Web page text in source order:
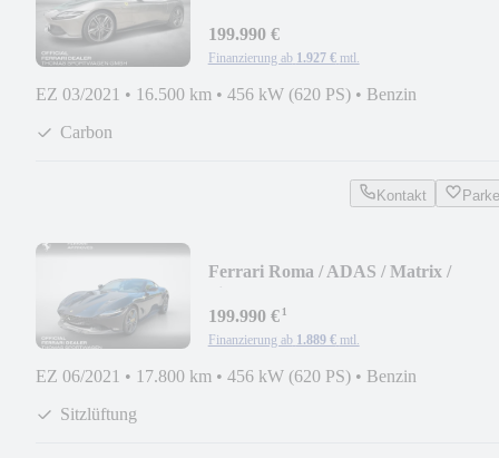
199.990 €
Finanzierung ab 1.927 € mtl.
EZ 03/2021 • 16.500 km • 456 kW (620 PS) • Benzin
Carbon
Kontakt
Ferrari Roma / ADAS / Matrix /
199.990 €¹
Finanzierung ab 1.889 € mtl.
EZ 06/2021 • 17.800 km • 456 kW (620 PS) • Benzin
Sitzlüftung